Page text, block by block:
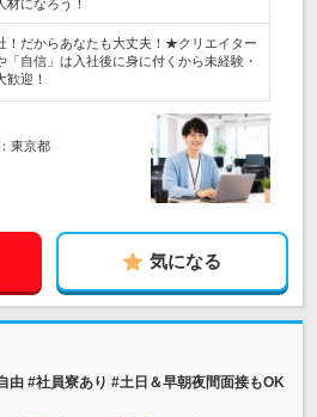
材になろう！
！だからあなたも大丈夫！★クリエイター
「自信」は入社後に身に付くから未経験・
歓迎！
東京都
気になる
由 #社員寮あり #土日＆早朝夜間面接もOK